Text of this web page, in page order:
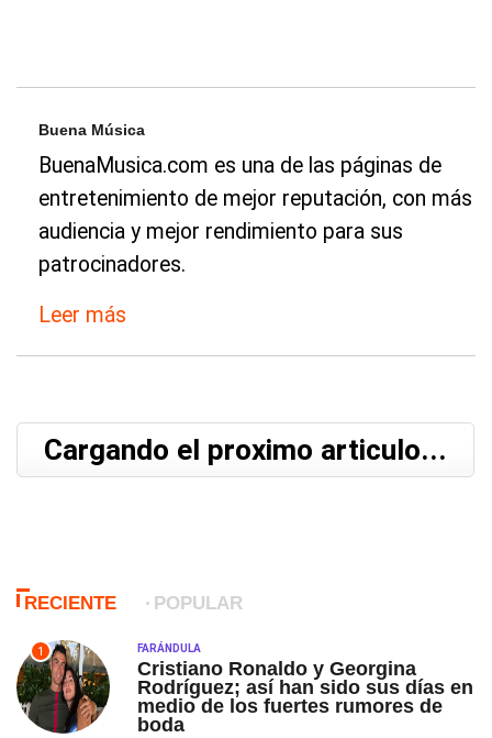
Buena Música
BuenaMusica.com es una de las páginas de
entretenimiento de mejor reputación, con más
audiencia y mejor rendimiento para sus
patrocinadores.
Leer más
Cargando el proximo articulo...
RECIENTE POPULAR
1 FARÁNDULA
Cristiano Ronaldo y Georgina
Rodríguez; así han sido sus días en
medio de los fuertes rumores de
boda